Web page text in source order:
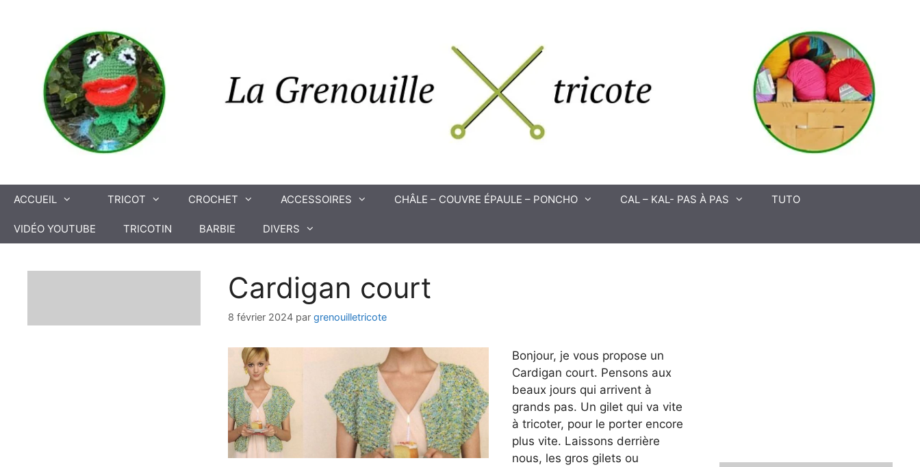
ACCUEIL TRICOT CROCHET ACCESSOIRES CHÂLE – COUVRE ÉPAULE – PONCHO CAL – KAL- PAS À PAS TUTO
VIDÉO YOUTUBE TRICOTIN BARBIE DIVERS
Cardigan court
8 février 2024 par grenouilletricote
Bonjour, je vous propose un
Cardigan court. Pensons aux
beaux jours qui arrivent à
grands pas. Un gilet qui va vite
à tricoter, pour le porter encore
plus vite. Laissons derrière
nous, les gros gilets ou